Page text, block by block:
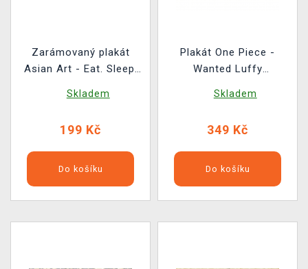
Zarámovaný plakát
Asian Art - Eat. Sleep.
Skladem
199 Kč
Do košíku
Plakát One Piece -
Wanted Luffy
Skladem
349 Kč
Do košíku